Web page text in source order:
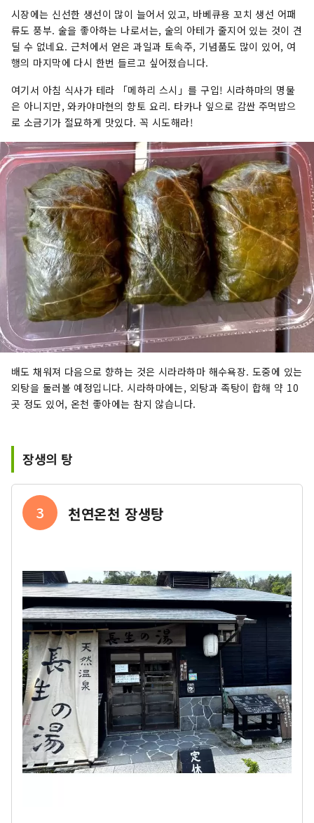
시장에는 신선한 생선이 많이 늘어서 있고, 바베큐용 꼬치 생선 어패
류도 풍부. 술을 좋아하는 나로서는, 술의 아테가 줄지어 있는 것이 견
딜 수 없네요. 근처에서 얻은 과일과 토속주, 기념품도 많이 있어, 여
행의 마지막에 다시 한번 들르고 싶어졌습니다.
여기서 아침 식사가 테라 「메하리 스시」를 구입! 시라하마의 명물
은 아니지만, 와카야마현의 향토 요리. 타카나 잎으로 감싼 주먹밥으
로 소금기가 절묘하게 맛있다. 꼭 시도해라!
배도 채워져 다음으로 향하는 것은 시라라하마 해수욕장. 도중에 있는
외탕을 둘러볼 예정입니다. 시라하마에는, 외탕과 족탕이 합해 약 10
곳 정도 있어, 온천 좋아에는 참지 않습니다.
장생의 탕
3 천연온천 장생탕